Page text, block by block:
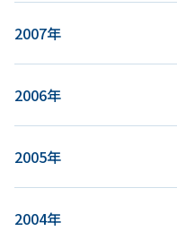
2007年
2006年
2005年
2004年